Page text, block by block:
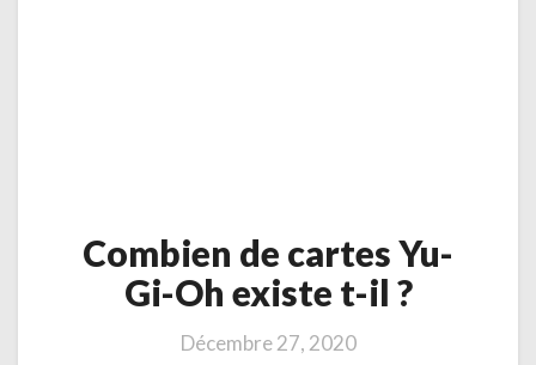
de
cartes
Yu-
Oh
Combien de cartes Yu-
Gi-Oh existe t-il ?
Décembre 27, 2020